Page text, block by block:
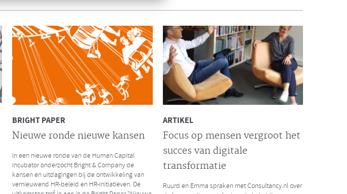
De impact van massaal
thuiswerken
CHRO interviewde Ruurd Baane over het massale
thuiswerken als gevolg van de Coronacrisis. Wat
zijn de gelijkenissen en verschillen met de
kredietcrisis in 2008?
Lees hier het volledige interview
LEES MEER
De succesformule voor
waardevol HR
Visma | Raet interviewde onlangs Ruurd Baane
over de succesformule voor waardevol HR. Hoe
kun je als organisatie extra waarde toevoegen
door businesskansen te spotten vanuit een
optimale inzet van menselijk potentieel en
technologie?
Lees hier het volledige interview
BRIGHT PAPER
Nieuwe ronde nieuwe kansen
In een nieuwe ronde van de Human Capital
Incubator onderzocht Bright & Company de
kansen en uitdagingen bij de ontwikkeling van
vernieuwend HR-beleid en HR-initiatieven. De
ARTIKEL
Focus op mensen vergroot het
succes van digitale
transformatie
Ruurd en Emma spraken met Consultancy.nl over